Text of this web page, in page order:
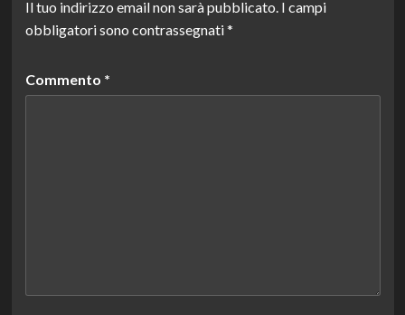
Il tuo indirizzo email non sarà pubblicato. I campi
obbligatori sono contrassegnati*
Commento *